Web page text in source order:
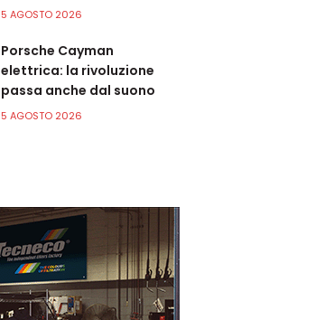
5 AGOSTO 2026
Porsche Cayman
elettrica: la rivoluzione
passa anche dal suono
5 AGOSTO 2026